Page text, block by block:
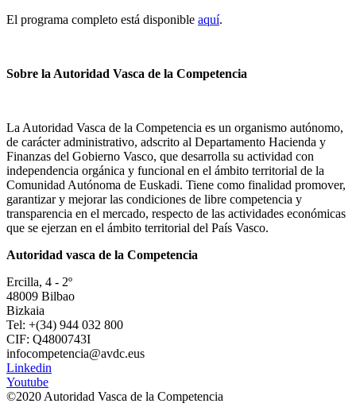
El programa completo está disponible aquí.
Sobre la Autoridad Vasca de la Competencia
La Autoridad Vasca de la Competencia es un organismo autónomo,
de carácter administrativo, adscrito al Departamento Hacienda y
Finanzas del Gobierno Vasco, que desarrolla su actividad con
independencia orgánica y funcional en el ámbito territorial de la
Comunidad Autónoma de Euskadi. Tiene como finalidad promover,
garantizar y mejorar las condiciones de libre competencia y
transparencia en el mercado, respecto de las actividades económicas
que se ejerzan en el ámbito territorial del País Vasco.
Autoridad vasca de la Competencia
Ercilla, 4 - 2º
48009 Bilbao
Bizkaia
Tel: +(34) 944 032 800
CIF: Q4800743I
infocompetencia@avdc.eus
Linkedin
Youtube
©2020 Autoridad Vasca de la Competencia